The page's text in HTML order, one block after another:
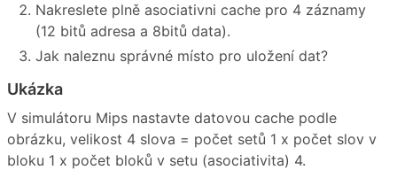
Nakreslete plně asociativni cache pro 4 záznamy
(12 bitů adresa a 8bitů data).
Jak naleznu správné místo pro uložení dat?
Ukázka
V simulátoru Mips nastavte datovou cache podle
obrázku, velikost 4 slova = počet setů 1 x počet slov v
bloku 1 x počet bloků v setu (asociativita) 4.